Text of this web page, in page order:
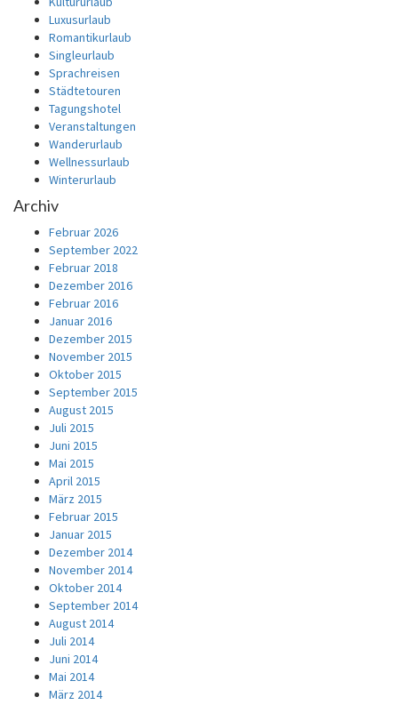
Luxusurlaub
Romantikurlaub
Singleurlaub
Sprachreisen
Städtetouren
Tagungshotel
Veranstaltungen
Wanderurlaub
Wellnessurlaub
Winterurlaub
Archiv
Februar 2026
September 2022
Februar 2018
Dezember 2016
Februar 2016
Januar 2016
Dezember 2015
November 2015
Oktober 2015
September 2015
August 2015
Juli 2015
Juni 2015
Mai 2015
April 2015
März 2015
Februar 2015
Januar 2015
Dezember 2014
November 2014
Oktober 2014
September 2014
August 2014
Juli 2014
Juni 2014
Mai 2014
März 2014